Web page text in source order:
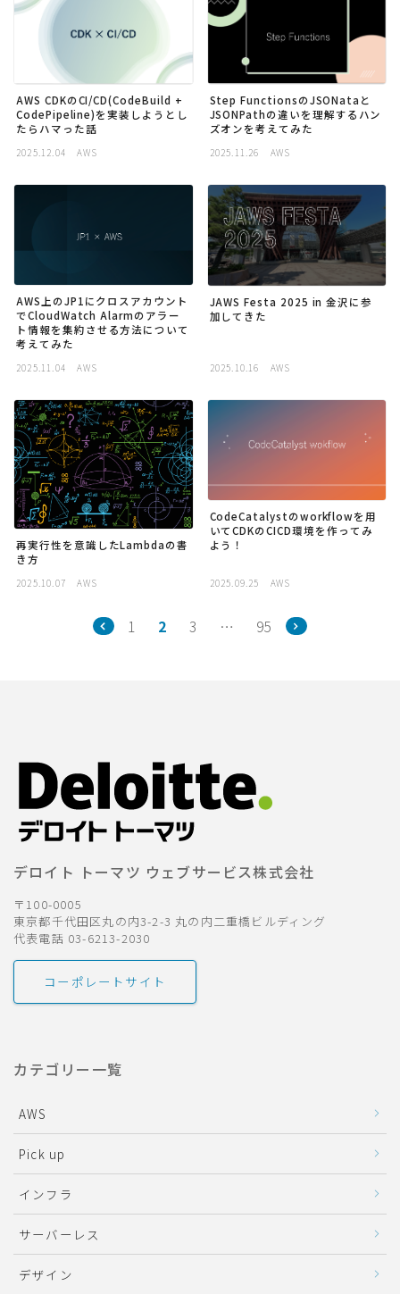
AWS CDKのCI/CD(CodeBuild +
CodePipeline)を実装しようとし
たらハマった話
2025.12.04 AWS
Step FunctionsのJSONataと
JSONPathの違いを理解するハン
ズオンを考えてみた
2025.11.26 AWS
AWS上のJP1にクロスアカウント
でCloudWatch Alarmのアラー
ト情報を集約させる方法について
考えてみた
2025.11.04 AWS
JAWS Festa 2025 in 金沢に参
加してきた
2025.10.16 AWS
再実行性を意識したLambdaの書
き方
2025.10.07 AWS
CodeCatalystのworkflowを用
いてCDKのCICD環境を作ってみ
よう！
2025.09.25 AWS
1 2 3 … 95
デロイト トーマツ ウェブサービス株式会社
〒100-0005
東京都千代田区丸の内3-2-3 丸の内二重橋ビルディング
代表電話 03-6213-2030
コーポレートサイト
カテゴリー一覧
AWS
Pick up
インフラ
サーバーレス
デザイン